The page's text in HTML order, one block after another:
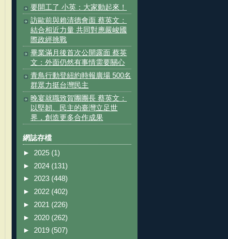
要開工了 小英：大家動起來！
訪歐前與賴清德會面 蔡英文：
結合相近力量 共同對應嚴峻國
際政經挑戰
畢業滿月後首次公開露面 蔡英
文：外面仍然有事情需要關心
青鳥行動登紐約時報廣場 500名
群眾力挺台灣民主
晚宴就職致賀團團長 蔡英文：
以堅韌、民主的臺灣立足世
界，創造更多合作成果
網誌存檔
► 2025 (1)
► 2024 (131)
► 2023 (448)
► 2022 (402)
► 2021 (226)
► 2020 (262)
► 2019 (507)